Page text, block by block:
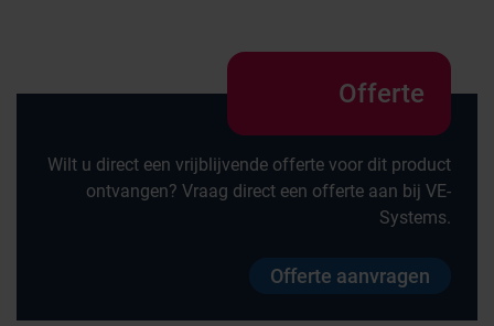
Offerte
Wilt u direct een vrijblijvende offerte voor dit product
ontvangen? Vraag direct een offerte aan bij VE-
Systems.
Offerte aanvragen